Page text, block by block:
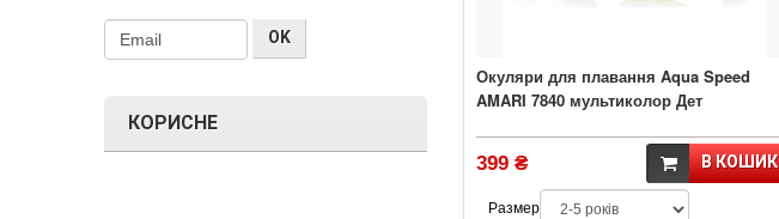
КОРИСНЕ
Окуляри для плавання Aqua Speed
AMARI 7840 мультиколор Дет
399 ₴ В КОШИК
Размер